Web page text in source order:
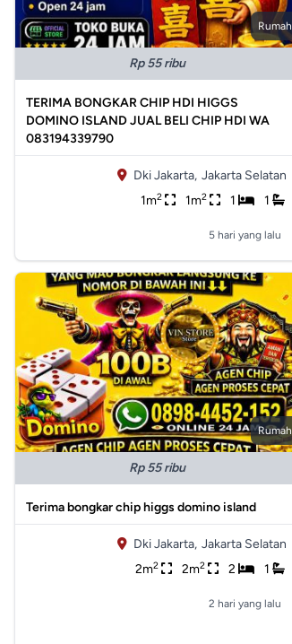
Rumah
Rp 55 ribu
TERIMA BONGKAR CHIP HDI HIGGS
DOMINO ISLAND JUAL BELI CHIP HDI WA
083194339790
Dki Jakarta, Jakarta Selatan
1m2 1m2 1 1
5 hari yang lalu
Rumah
Rp 55 ribu
Terima bongkar chip higgs domino island
Dki Jakarta, Jakarta Selatan
2m2 2m2 2 1
2 hari yang lalu